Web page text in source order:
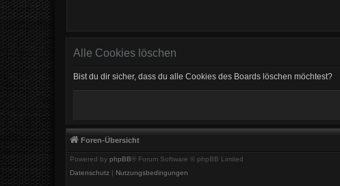
Alle Cookies löschen
Bist du dir sicher, dass du alle Cookies des Boards löschen möchtest?
Foren-Übersicht
Powered by phpBB® Forum Software © phpBB Limited
Datenschutz | Nutzungsbedingungen